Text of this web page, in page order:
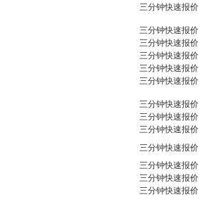
三分钟快速报价
三分钟快速报价
三分钟快速报价
三分钟快速报价
三分钟快速报价
三分钟快速报价
三分钟快速报价
三分钟快速报价
三分钟快速报价
三分钟快速报价
三分钟快速报价
三分钟快速报价
三分钟快速报价